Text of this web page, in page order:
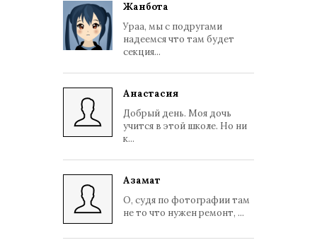
Жанбота
Ураа, мы с подругами
надеемся что там будет
секция...
Анастасия
Добрый день. Моя дочь
учится в этой школе. Но ни
к...
Азамат
О, судя по фотографии там
не то что нужен ремонт, ...